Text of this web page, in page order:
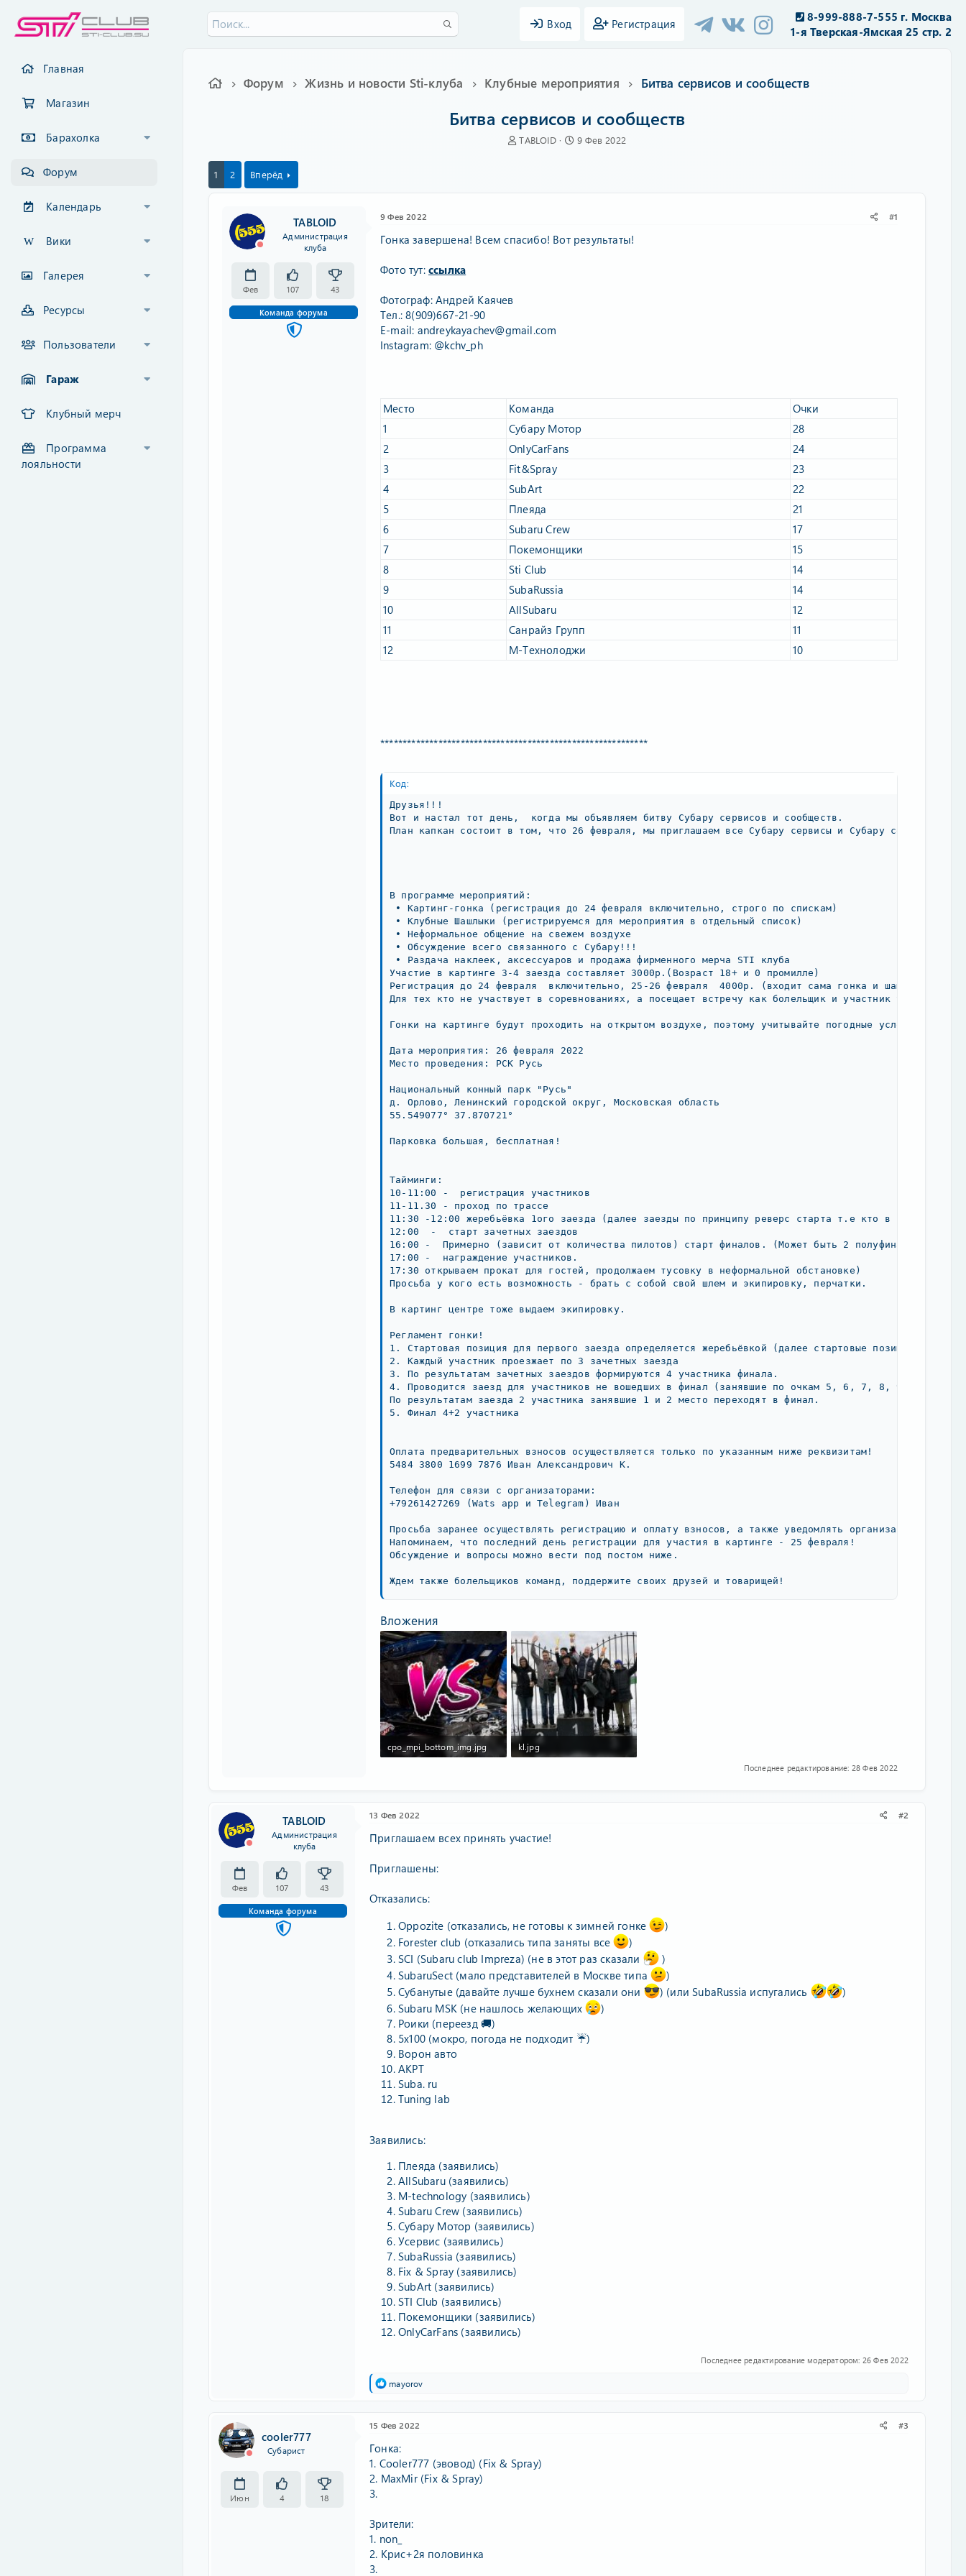
Вход Регистрация
8-999-888-7-555 г. Москва
1-я Тверская-Ямская 25 стр. 2
Главная
Магазин
Барахолка
Форум
Календарь
Вики
Галерея
Ресурсы
Пользователи
Гараж
Клубный мерч
Программа
лояльности
Форум Жизнь и новости Sti-клуба Клубные мероприятия Битва сервисов и сообществ
Битва сервисов и сообществ
А
ы
TABLOID
Д
л
9 Фев 2022
1 2 Вперёд
TABLOID
Администрация
клуба
Фев 107 43
Команда форума
9 Фев 2022 #1
Гонка завершена! Всем спасибо! Вот результаты!
Фото тут: ссылка
Фотограф: Андрей Каячев
Тел.: 8(909)667-21-90
E-mail: andreykayachev@gmail.com
Instagram: @kchv_ph
Место​ Команда​
Очки​
1​
Субару Мотор​
28​
2​
OnlyCarFans​
24​
3​
Fit&Spray​
23​
4​
SubArt​
22​
5​
Плеяда​
21​
6​
Subaru Crew​
17​
7​
Покемонщики​
15​
8​
Sti Club​
14​
9​
SubaRussia​
14​
10​
AllSubaru​
12​
11​
Санрайз Групп​
11​
12​
М-Технолоджи​ 10​
************************************************************
Код:
Друзья!!!
Вот и настал тот день,  когда мы объявляем битву Субару сервисов и сообществ.
План капкан состоит в том, что 26 февраля, мы приглашаем все Субару сервисы и Субару
В программе мероприятий:
• Картинг-гонка (регистрация до 24 февраля включительно, строго по спискам)
• Клубные Шашлыки (регистрируемся для мероприятия в отдельный список)
• Неформальное общение на свежем воздухе
• Обсуждение всего связанного с Субару!!!
• Раздача наклеек, аксессуаров и продажа фирменного мерча STI клуба
Участие в картинге 3-4 заезда составляет 3000р.(Возраст 18+ и 0 промилле)
Регистрация до 24 февраля  включительно, 25-26 февраля  4000р. (входит сама гонка и шашлыки,
Для тех кто не участвует в соревнованиях, а посещает встречу как болельщик и участник STI
Гонки на картинге будут проходить на открытом воздухе, поэтому учитывайте погодные условия и
Дата мероприятия: 26 февраля 2022
Место проведения: РСК Русь
Национальный конный парк "Русь"
д. Орлово, Ленинский городской округ, Московская область
55.549077° 37.870721°
Парковка большая, бесплатная!
Тайминги:
10-11:00 -  регистрация участников
11-11.30 - проход по трассе
11:30 -12:00 жеребьёвка 1ого заезда (далее заезды по принципу реверс старта т.е кто в 1ом был
12:00  -  старт зачетных заездов
16:00 -  Примерно (зависит от количества пилотов) старт финалов. (Может быть 2 полуфинала+1финал
17:00 -  награждение участников.
17:30 открываем прокат для гостей, продолжаем тусовку в неформальной обстановке)
Просьба у кого есть возможность - брать с собой свой шлем и экипировку, перчатки.
В картинг центре тоже выдаем экипировку.
Регламент гонки!
1. Стартовая позиция для первого заезда определяется жеребьёвкой (далее стартовые позиции
2. Каждый участник проезжает по 3 зачетных заезда
3. По результатам зачетных заездов формируются 4 участника финала.
4. Проводится заезд для участников не вошедших в финал (занявшие по очкам 5, 6, 7, 8, 9, 10
По результатам заезда 2 участника занявшие 1 и 2 место переходят в финал.
5. Финал 4+2 участника
Оплата предварительных взносов осуществляется только по указанным ниже реквизитам!
5484 3800 1699 7876 Иван Александрович К.
Телефон для связи с организаторами:
+79261427269 (Wats app и Telegram) Иван
Просьба заранее осуществлять регистрацию и оплату взносов, а также уведомлять организаторов об
Напоминаем, что последний день регистрации для участия в картинге - 25 февраля!
Обсуждение и вопросы можно вести под постом ниже.
Ждем также болельщиков команд, поддержите своих друзей и товарищей!
Вложения
cpo_mpi_bottom_img.jpg
kl.jpg
Последнее редактирование: 28 Фев 2022
TABLOID
Администрация
клуба
Фев 107 43
Команда форума
13 Фев 2022 #2
Приглашаем всех принять участие!
Приглашены:
Отказались:
Oppozite (отказались, не готовы к зимней гонке
)
Forester club (отказались типа заняты все
)
SCI (Subaru club Impreza) (не в этот раз сказали
)
SubaruSect (мало представителей в Москве типа
)
Субанутые (давайте лучше бухнем сказали они
) (или SubaRussia испугались
)
Subaru MSK (не нашлось желающих
)
Роики (переезд 🚚)
5х100 (мокро, погода не подходит ☔)
Ворон авто
АКРТ
Suba. ru
Tuning lab
Заявились:
Плеяда (заявились)
AllSubaru (заявились)
M-technology (заявились)
Subaru Crew (заявились)
Субару Мотор (заявились)
Усервис (заявились)
SubaRussia (заявились)
Fix & Spray (заявились)
SubArt (заявились)
STI Club (заявились)
Покемонщики (заявились)
OnlyCarFans (заявились)
Последнее редактирование модератором: 26 Фев 2022
Р
ц
и
:
mayorov
cooler777
Субарист
Июн 4 18
15 Фев 2022 #3
Гонка:
1. Cooler777 (эвовод) (Fix & Spray)
2. MaxMir (Fix & Spray)
3.
Зрители:
1. non_
2. Крис+2я половинка
3.